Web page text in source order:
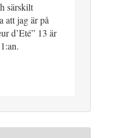
särskilt
att jag är på
d’Eté” 13 är